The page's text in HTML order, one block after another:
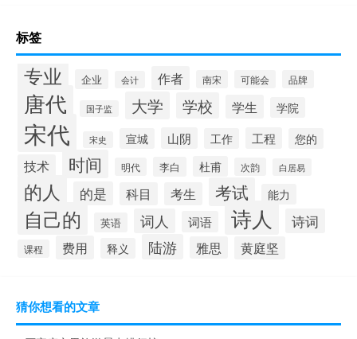
标签
专业 企业 会计 作者 南宋 可能会 品牌
唐代 国子监 大学 学校 学生 学院
宋代 宋史 宣城 山阴 工作 工程 您的
技术 时间 明代 李白 杜甫 次韵 白居易
的人 的是 科目 考生 考试 能力
自己的 英语 词人 词语 诗人 诗词
课程 费用 释义 陆游 雅思 黄庭坚
猜你想看的文章